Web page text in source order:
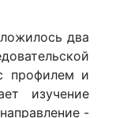
два
профилем и
изучение
-